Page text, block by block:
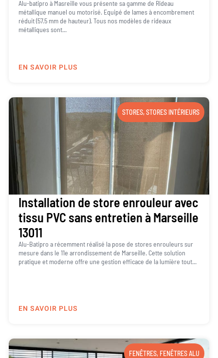
Alu-batipro à Masreille vous présente sa gamme de Rideau
métallique manuel ou motorisé. Equipé de lames à encombrement
réduit (57.5 mm de hauteur). Tous nos modèles de rideaux
métalliques sont...
EN SAVOIR PLUS
STORES,STORES INTÉRIEURS
Installation de store enrouleur avec
tissu PVC sans entretien à Marseille
13011
Alu-Batipro a récemment réalisé la pose de stores enrouleurs sur
mesure dans le 11e arrondissement de Marseille. Cette solution
pratique et moderne offre une gestion efficace de la lumière tout...
EN SAVOIR PLUS
FENÊTRES, FENÊTRES ALU